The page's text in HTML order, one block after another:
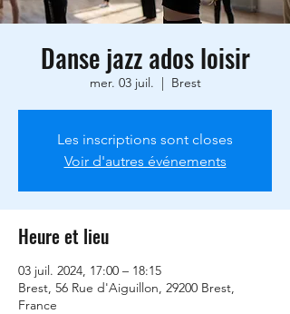
Danse jazz ados loisir
mer. 03 juil.
  |
Brest
Les inscriptions sont closes
Voir d'autres événements
Heure et lieu
03 juil. 2024, 17:00 – 18:15
Brest, 56 Rue d'Aiguillon, 29200 Brest,
France